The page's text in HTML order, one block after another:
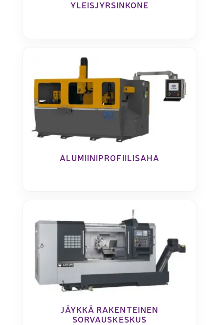
YLEISJYRSINKONE
ALUMIINIPROFIILISAHA
JÄYKKÄ RAKENTEINEN
SORVAUSKESKUS